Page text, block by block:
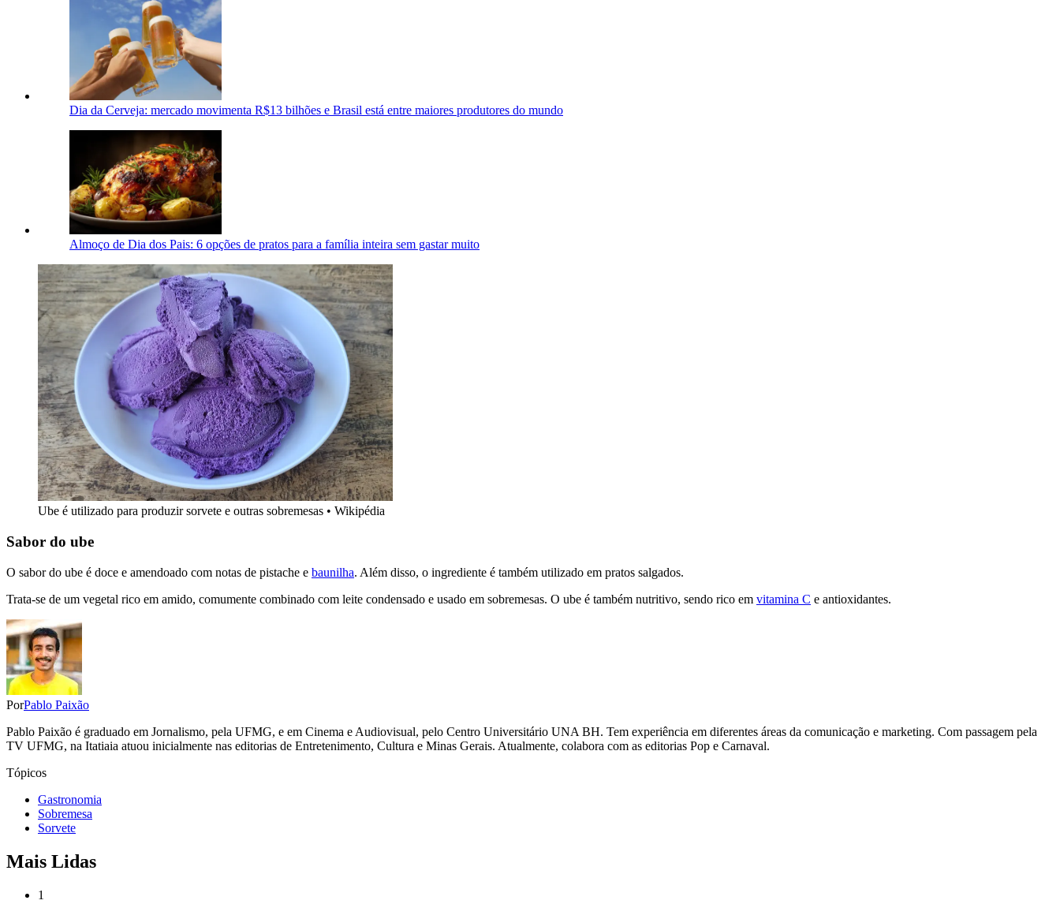
Dia da Cerveja: mercado movimenta R$13 bilhões e Brasil está entre maiores produtores do mundo
Almoço de Dia dos Pais: 6 opções de pratos para a família inteira sem gastar muito
Ube é utilizado para produzir sorvete e outras sobremesas • Wikipédia
Sabor do ube
O sabor do ube é doce e amendoado com notas de pistache e baunilha. Além disso, o ingrediente é também utilizado em pratos salgados.
Trata-se de um vegetal rico em amido, comumente combinado com leite condensado e usado em sobremesas. O ube é também nutritivo, sendo rico em vitamina C e antioxidantes.
PorPablo Paixão
Pablo Paixão é graduado em Jornalismo, pela UFMG, e em Cinema e Audiovisual, pelo Centro Universitário UNA BH. Tem experiência em diferentes áreas da comunicação e marketing. Com passagem pela
TV UFMG, na Itatiaia atuou inicialmente nas editorias de Entretenimento, Cultura e Minas Gerais. Atualmente, colabora com as editorias Pop e Carnaval.
Tópicos
Gastronomia
Sobremesa
Sorvete
Mais Lidas
1